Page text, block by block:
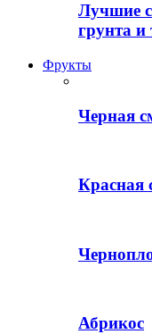
Лучшие
грунта и
Фрукты
Черная
Красная
Абрикос